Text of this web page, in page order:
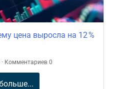
цена выросла на 12 %
Комментариев 0